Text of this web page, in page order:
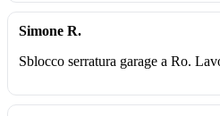
Simone R.
Sblocco serratura garage a Ro.